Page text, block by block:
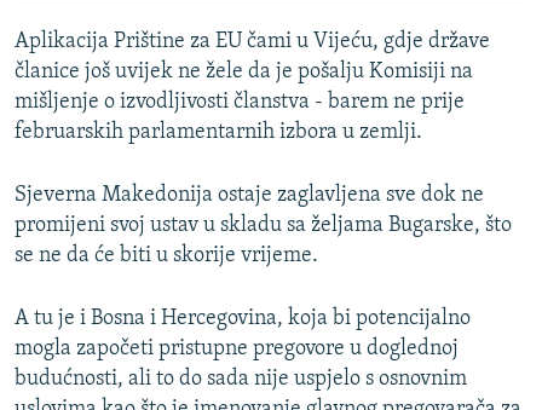
Aplikacija Prištine za EU čami u Vijeću, gdje države
članice još uvijek ne žele da je pošalju Komisiji na
mišljenje o izvodljivosti članstva - barem ne prije
februarskih parlamentarnih izbora u zemlji.
Sjeverna Makedonija ostaje zaglavljena sve dok ne
promijeni svoj ustav u skladu sa željama Bugarske, što
se ne da će biti u skorije vrijeme.
A tu je i Bosna i Hercegovina, koja bi potencijalno
mogla započeti pristupne pregovore u doglednoj
budućnosti, ali to do sada nije uspjelo s osnovnim